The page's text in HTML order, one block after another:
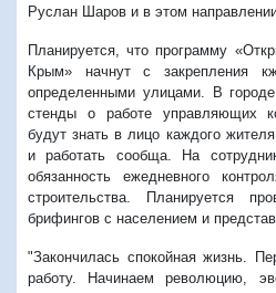
Руслан Шаров и в этом
Планируется, что программу
Крым» начнут с закрепления
определенными улицами. В
стенды о работе управляющих
будут знать в лицо каждого
и работать сообща. На
обязанность ежедневного
строительства. Планируется
брифингов с населением и
"Закончилась спокойная жизнь.
работу. Начинаем революцию,